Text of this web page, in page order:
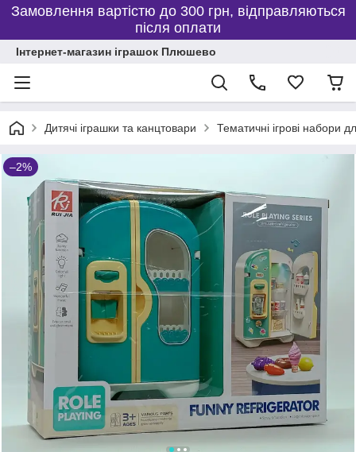
Замовлення вартістю до 300 грн, відправляються
після оплати
Інтернет-магазин іграшок Плюшево
Дитячі іграшки та канцтовари Тематичні ігрові набори
–2%